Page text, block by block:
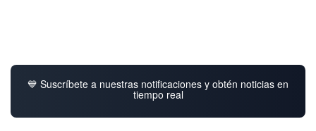
💙 Suscríbete a nuestras notificaciones y obtén noticias en
tiempo real